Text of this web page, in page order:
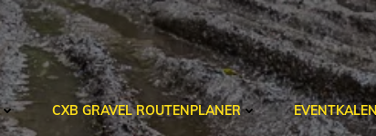
CXB GRAVEL ROUTENPLANER